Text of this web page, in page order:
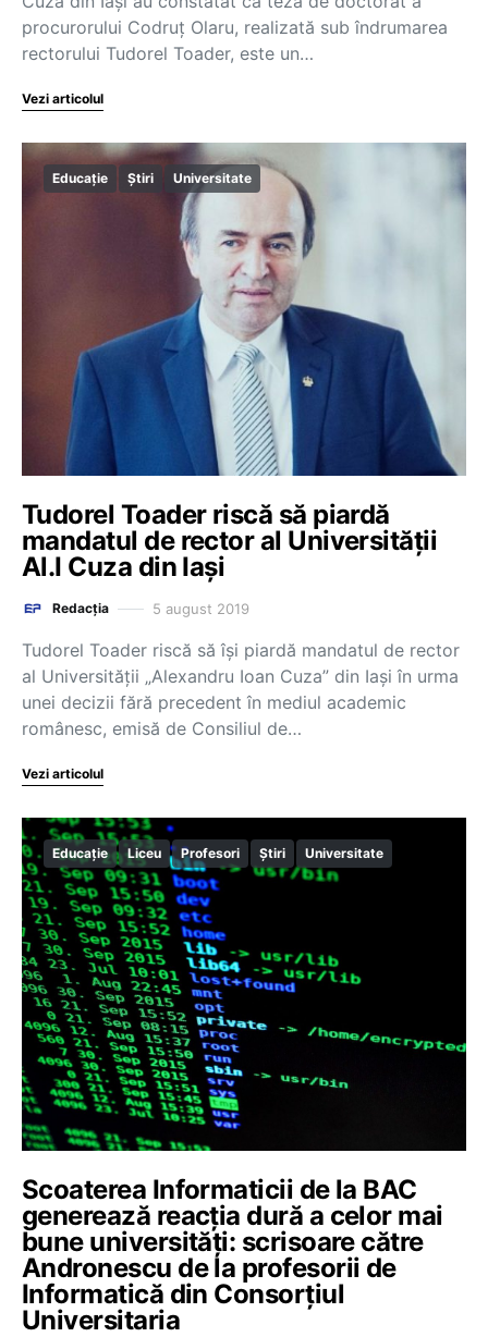
procurorului Codruț Olaru, realizată sub îndrumarea
rectorului Tudorel Toader, este un…
Vezi articolul
Educație Știri Universitate
Tudorel Toader riscă să piardă
mandatul de rector al Universității
Al.I Cuza din Iași
Redacția 5 august 2019
Tudorel Toader riscă să își piardă mandatul de rector
al Universității „Alexandru Ioan Cuza” din Iași în urma
unei decizii fără precedent în mediul academic
românesc, emisă de Consiliul de…
Vezi articolul
Educație Liceu Profesori Știri Universitate
Scoaterea Informaticii de la BAC
generează reacția dură a celor mai
bune universități: scrisoare către
Andronescu de la profesorii de
Informatică din Consorțiul
Universitaria